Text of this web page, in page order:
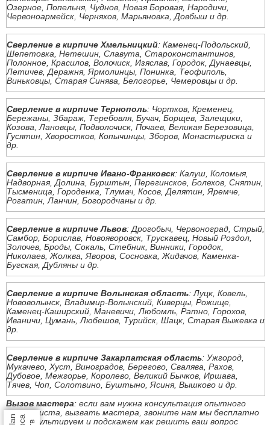
Озерное, Попельня, Чуднов, Новая Боровая, Народичи,
Червоноармейск, Черняхов, Марьяновка, Довбыш и др.
Сверление в кирпиче Хмельницкий: Каменец-Подольский,
Шепетовка, Нетешин, Славута, Староконстантинов,
Полонное, Красилов, Волочиск, Изяслав, Городок, Дунаевцы,
Летичев, Деражня, Ярмолинцы, Понинка, Теофиполь,
Виньковцы, Старая Синява, Белогорье, Чемеровцы и др.
Сверление в кирпиче Тернополь: Чортков, Кременец,
Бережаны, Збараж, Теребовля, Бучач, Борщев, Залещики,
Козова, Лановцы, Подволочиск, Почаев, Великая Березовица,
Гусятин, Хворостков, Копычинцы, Зборов, Монастыриска и
др.
Сверление в кирпиче Ивано-Франковск: Калуш, Коломыя,
Надворная, Долина, Бурштын, Перегинское, Болехов, Снятин,
Тысменица, Городенка, Тлумач, Косов, Делятин, Яремче,
Рогатин, Ланчин, Богородчаны и др.
Сверление в кирпиче Львов: Дрогобыч, Червоноград, Стрый,
Самбор, Борислав, Новояворовск, Трускавец, Новый Роздол,
Золочев, Броды, Сокаль, Стебник, Винники, Городок,
Николаев, Жолква, Яворов, Сосновка, Жидачов, Каменка-
Бугская, Дубляны и др.
Сверление в кирпиче Волынская область: Луцк, Ковель,
Нововолынск, Владимир-Волынский, Киверцы, Рожище,
Каменец-Каширский, Маневичи, Любомль, Ратно, Горохов,
Иваничи, Цумань, Любешов, Турийск, Шацк, Старая Выжевка и
др.
Сверление в кирпиче Закарпатская область: Ужгород,
Мукачево, Хуст, Виноградов, Берегово, Свалява, Рахов,
Дубовое, Межгорье, Королево, Великий Бычков, Иршава,
Тячев, Чоп, Солотвино, Буштыно, Ясиня, Вышково и др.
Вызов мастера: если вам нужна консультация опытного
специалиста, вызвать мастера, звоните нам мы бесплатно
проконсультируем и подскажем как решить ваш вопрос